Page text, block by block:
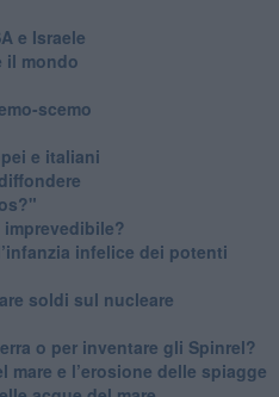
e Israele
il mondo
scemo
e italiani
infelice dei potenti
soldi sul nucleare
o per inventare gli Spinrel?
mare e l’erosione delle spiagge